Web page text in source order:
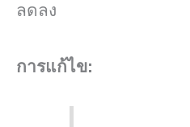
ลดลง
การแก้ไข: